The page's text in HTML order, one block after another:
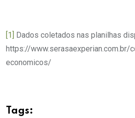
[1] Dados coletados nas planilhas
https://www.serasaexperian.com.br/
economicos/
Tags: